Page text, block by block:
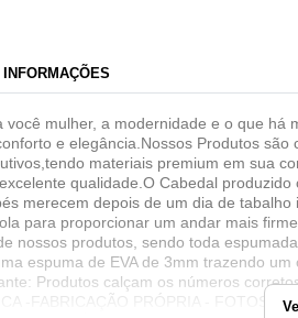
INFORMAÇÕES
você mulher, a modernidade e o que
e elegância.Nossos Produtos
materiais premium em sua
qualidade.O Cabedal
merecem depois de um dia de
para proporcionar um andar mais
nossos produtos, sendo toda
espuma de EVA de 3mm trazendo
Produtos calçam os números
-FABRICAÇÃO PRÓPRIA - FOTOS